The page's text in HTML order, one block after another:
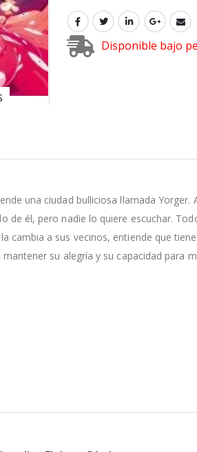
Disponible bajo
una ciudad bulliciosa llamada
de él, pero nadie lo quiere escuchar.
cambia a sus vecinos, entiende que
su alegría y su capacidad para